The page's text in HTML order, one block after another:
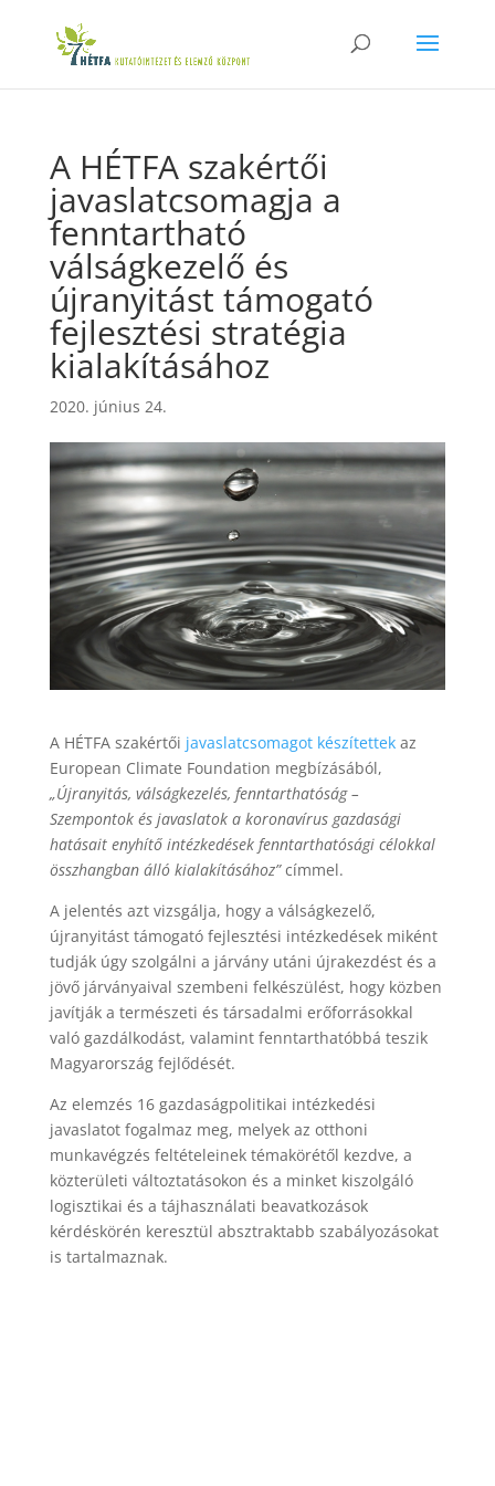
A HÉTFA szakértői
javaslatcsomagja a
fenntartható
válságkezelő és
újranyitást támogató
fejlesztési stratégia
kialakításához
2020. június 24.
A HÉTFA szakértői javaslatcsomagot készítettekaz
European Climate Foundation megbízásából,
„Újranyitás, válságkezelés, fenntarthatóság –
Szempontok és javaslatok a koronavírus gazdasági
hatásait enyhítő intézkedések fenntarthatósági célokkal
összhangban álló kialakításához”címmel.
A jelentés azt vizsgálja, hogy a válságkezelő,
újranyitást támogató fejlesztési intézkedések miként
tudják úgy szolgálni a járvány utáni újrakezdést és a
jövő járványaival szembeni felkészülést, hogy közben
javítják a természeti és társadalmi erőforrásokkal
való gazdálkodást, valamint fenntarthatóbbá teszik
Magyarország fejlődését.
Az elemzés 16 gazdaságpolitikai intézkedési
javaslatot fogalmaz meg, melyek az otthoni
munkavégzés feltételeinek témakörétől kezdve, a
közterületi változtatásokon és a minket kiszolgáló
logisztikai és a tájhasználati beavatkozások
kérdéskörén keresztül absztraktabb szabályozásokat
is tartalmaznak.